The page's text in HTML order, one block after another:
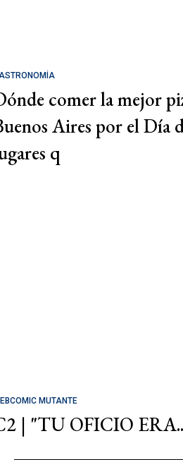
comer la mejor
Aires por el Día
q
MUTANTE
| "TU OFICIO